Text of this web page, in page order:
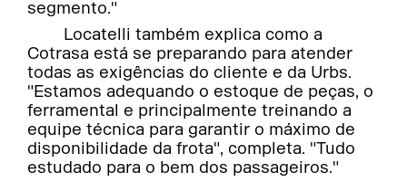
segmento."
Locatelli também explica como a
Cotrasa está se preparando para atender
todas as exigências do cliente e da Urbs.
"Estamos adequando o estoque de peças, o
ferramental e principalmente treinando a
equipe técnica para garantir o máximo de
disponibilidade da frota", completa. "Tudo
estudado para o bem dos passageiros."